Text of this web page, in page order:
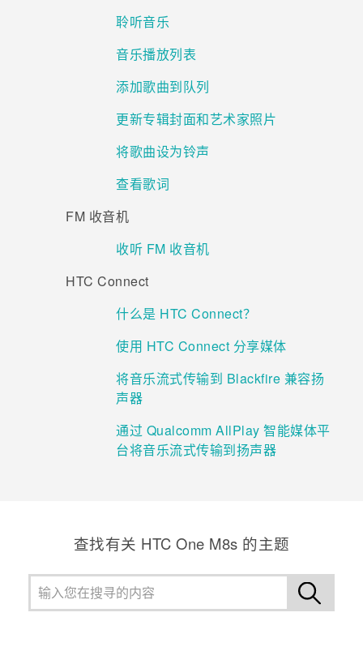
聆听音乐
音乐播放列表
添加歌曲到队列
更新专辑封面和艺术家照片
将歌曲设为铃声
查看歌词
FM 收音机
收听 FM 收音机
HTC Connect
什么是 HTC Connect？
使用 HTC Connect 分享媒体
将音乐流式传输到 Blackfire 兼容扬
声器
通过 Qualcomm AllPlay 智能媒体平
台将音乐流式传输到扬声器
查找有关 HTC One M8s 的主题